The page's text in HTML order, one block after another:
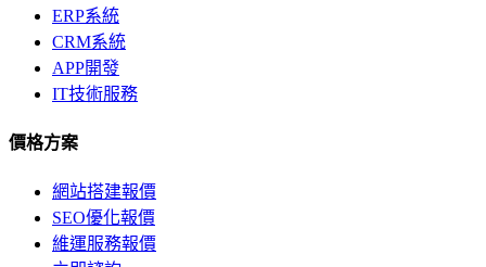
ERP系統
CRM系統
APP開發
IT技術服務
價格方案
網站搭建報價
SEO優化報價
維運服務報價